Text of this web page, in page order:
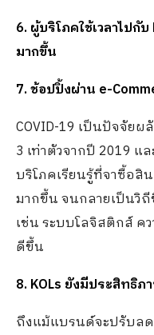
6. ผู้บริโภคใช้เวลาไปกั
มากขึ้น
7.ช้อปปิ้งผ่าน e-
COVID-19 เป็นปัจจัยผ
3 เท่าตัวจากปี 2019 แ
บริโภคเรียนรู้ที่จาซื้อสิ
มากขึ้น จนกลายเป็นวิ
เช่น ระบบโลจิสติกส์ ค
ดีขึ้น
8. KOLs ยังมีประสิทธิภ
ถึงแม้แบรนด์จะปรับล